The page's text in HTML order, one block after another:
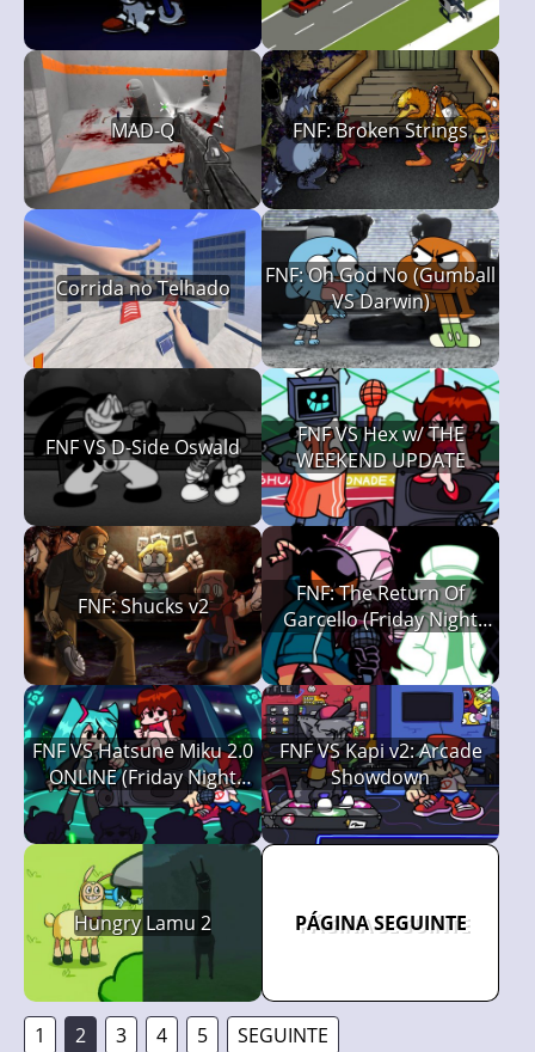
MAD-Q FNF: Broken Strings
Corrida no Telhado
FNF: Oh God No (Gumball
VS Darwin)
FNF VS D-Side Oswald
FNF VS Hex w/ THE
WEEKEND UPDATE
FNF: Shucks v2
FNF: The Return Of
Garcello (Friday Night
Funkin': Smoke 'Em Out
Struggle)
FNF VS Hatsune Miku 2.0
ONLINE (Friday Night
Funkin')
FNF VS Kapi v2: Arcade
Showdown
Hungry Lamu 2 PÁGINA SEGUINTE
1 2 3 4 5 SEGUINTE